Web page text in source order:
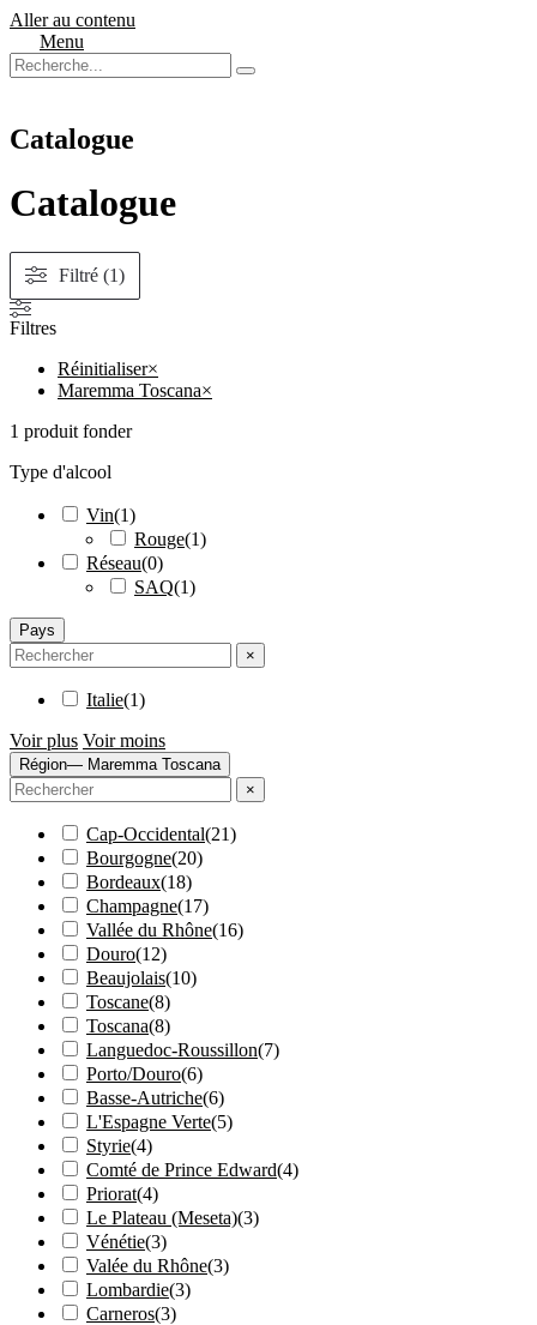
Aller au contenu
Menu
Catalogue
Catalogue
Filtré (1)
Filtres
Réinitialiser×
Maremma Toscana×
1 produit fonder
Type d'alcool
Vin(1)
Rouge(1)
Réseau(0)
SAQ(1)
Pays
×
Italie(1)
Voir plus Voir moins
Région— Maremma Toscana
×
Cap-Occidental(21)
Bourgogne(20)
Bordeaux(18)
Champagne(17)
Vallée du Rhône(16)
Douro(12)
Beaujolais(10)
Toscane(8)
Toscana(8)
Languedoc-Roussillon(7)
Porto/Douro(6)
Basse-Autriche(6)
L'Espagne Verte(5)
Styrie(4)
Comté de Prince Edward(4)
Priorat(4)
Le Plateau (Meseta)(3)
Vénétie(3)
Valée du Rhône(3)
Lombardie(3)
Carneros(3)